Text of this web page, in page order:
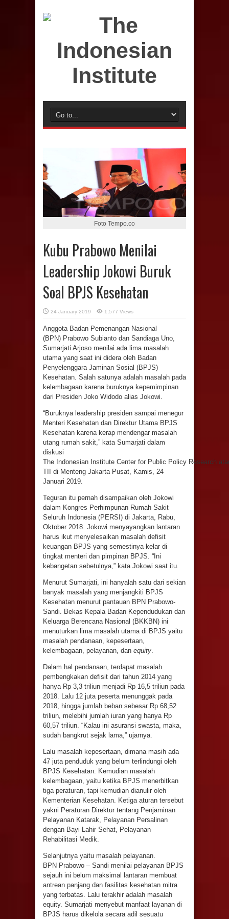
Foto Tempo.co
Kubu Prabowo Menilai
Leadership Jokowi Buruk
Soal BPJS Kesehatan
24 January 2019 1,577 Views
Anggota Badan Pemenangan Nasional
(BPN) Prabowo Subianto dan Sandiaga Uno,
Sumarjati Arjoso menilai ada lima masalah
utama yang saat ini didera oleh Badan
Penyelenggara Jaminan Sosial (BPJS)
Kesehatan. Salah satunya adalah masalah pada
kelembagaan karena buruknya kepemimpinan
dari Presiden Joko Widodo alias Jokowi.
“Buruknya leadership presiden sampai menegur
Menteri Kesehatan dan Direktur Utama BPJS
Kesehatan karena kerap mendengar masalah
utang rumah sakit,” kata Sumarjati dalam
diskusi
The Indonesian Institute Center for Public Policy Research
TII di Menteng Jakarta Pusat, Kamis, 24
Januari 2019.
Teguran itu pernah disampaikan oleh Jokowi
dalam Kongres Perhimpunan Rumah Sakit
Seluruh Indonesia (PERSI) di Jakarta, Rabu,
Oktober 2018. Jokowi menyayangkan lantaran
harus ikut menyelesaikan masalah defisit
keuangan BPJS yang semestinya kelar di
tingkat menteri dan pimpinan BPJS. “Ini
kebangetan sebetulnya,” kata Jokowi saat itu.
Menurut Sumarjati, ini hanyalah satu dari sekian
banyak masalah yang menjangkiti BPJS
Kesehatan menurut pantauan BPN Prabowo-
Sandi. Bekas Kepala Badan Kependudukan dan
Keluarga Berencana Nasional (BKKBN) ini
menuturkan lima masalah utama di BPJS yaitu
masalah pendanaan, kepesertaan,
kelembagaan, pelayanan, dan equity.
Dalam hal pendanaan, terdapat masalah
pembengkakan defisit dari tahun 2014 yang
hanya Rp 3,3 triliun menjadi Rp 16,5 triliun pada
2018. Lalu 12 juta peserta menunggak pada
2018, hingga jumlah beban sebesar Rp 68,52
triliun, melebihi jumlah iuran yang hanya Rp
60,57 triliun. “Kalau ini asuransi swasta, maka,
sudah bangkrut sejak lama,” ujarnya.
Lalu masalah kepesertaan, dimana masih ada
47 juta penduduk yang belum terlindungi oleh
BPJS Kesehatan. Kemudian masalah
kelembagaan, yaitu ketika BPJS menerbitkan
tiga peraturan, tapi kemudian dianulir oleh
Kementerian Kesehatan. Ketiga aturan tersebut
yakni Peraturan Direktur tentang Penjaminan
Pelayanan Katarak, Pelayanan Persalinan
dengan Bayi Lahir Sehat, Pelayanan
Rehabilitasi Medik.
Selanjutnya yaitu masalah pelayanan.
BPN Prabowo – Sandi menilai pelayanan BPJS
sejauh ini belum maksimal lantaran membuat
antrean panjang dan fasilitas kesehatan mitra
yang terbatas. Lalu terakhir adalah masalah
equity. Sumarjati menyebut manfaat layanan di
BPJS harus dikelola secara adil sesuatu